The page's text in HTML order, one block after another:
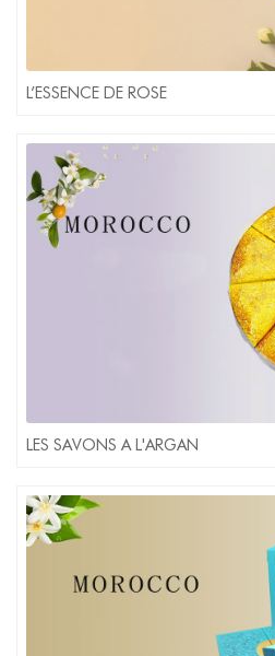
L’ESSENCE DE ROSE
LES SAVONS A L'ARGAN